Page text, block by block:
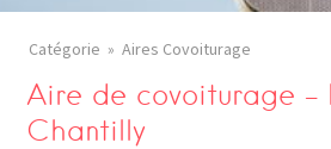
Catégorie Aires Covoiturage
Aire de covoiturage
Chantilly